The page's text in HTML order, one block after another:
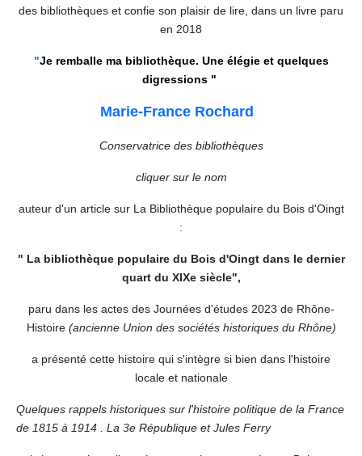
des bibliothèques et confie son plaisir de lire, dans un livre paru
en 2018
"Je remballe ma bibliothèque. Une élégie et quelques
digressions "
Marie-France Rochard
Conservatrice des bibliothèques
cliquer sur le nom
auteur d'un article sur La Bibliothèque populaire du Bois d'Oingt
:
" La bibliothèque populaire du Bois d'Oingt dans le dernier
quart du XIXe siècle",
paru dans les actes des Journées d'études 2023 de Rhône-
Histoire (ancienne Union des sociétés historiques du Rhône)
a présenté cette histoire qui s'intègre si bien dans l'histoire
locale et nationale
Quelques rappels historiques sur l'histoire politique de la France
de 1815 à 1914 . La 3e République et Jules Ferry